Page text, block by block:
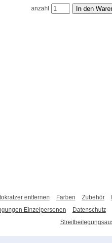
anzahl
entfernen Farben Zubehör
Einzelpersonen
Datenschutz